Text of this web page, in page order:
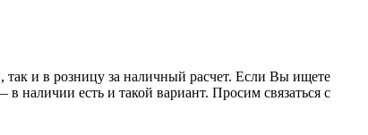
так и в розницу за наличный расчет. Если Вы ищете
есть и такой вариант. Просим связаться с